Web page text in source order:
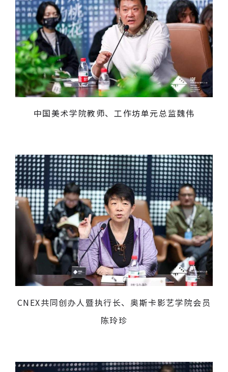
中国美术学院教师、工作坊单元总监魏伟
CNEX共同创办人暨执行长、奥斯卡影艺学院会员
陈玲珍